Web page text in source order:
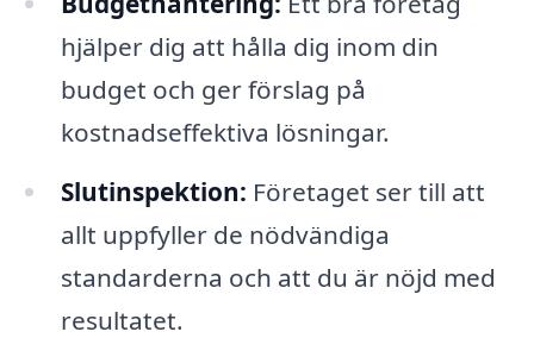
hjälper dig att hålla dig inom din
budget och ger förslag på
kostnadseffektiva lösningar.
Slutinspektion: Företaget ser till att
allt uppfyller de nödvändiga
standarderna och att du är nöjd med
resultatet.